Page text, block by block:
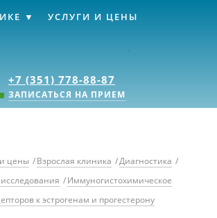
+7 (351) 778-88-87
ЗАПИСАТЬСЯ НА ПРИЕМ
УСЛУГИ И ЦЕНЫ
цены /Взрослая клиника /Диагностика /
/Иммуногистохимическое
к эстрогенам и прогестерону